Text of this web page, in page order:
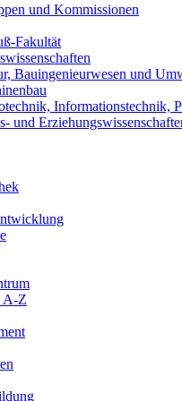
und Kommissionen
Fakultät
Bauingenieurwesen und
Informationstechnik,
und
A-Z